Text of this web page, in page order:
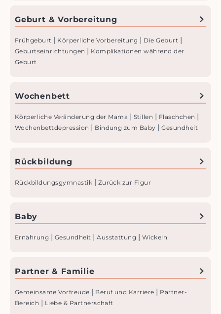
Geburt & Vorbereitung
Frühgeburt | Körperliche Vorbereitung | Die Geburt |
Geburtseinrichtungen | Komplikationen während der
Geburt
Wochenbett
Körperliche Veränderung der Mama | Stillen | Fläschchen |
Wochenbettdepression | Bindung zum Baby |Gesundheit
Rückbildung
Rückbildungs­gymnastik | Zurück zur Figur
Baby
Ernährung | Gesundheit |Ausstattung | Wickeln
Partner & Familie
Gemeinsame Vorfreude | Beruf und Karriere | Partner-
Bereich | Liebe & Partnerschaft